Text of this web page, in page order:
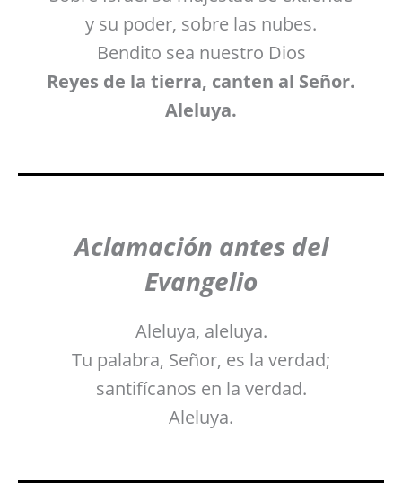
y su poder, sobre las nubes.
Bendito sea nuestro Dios
Reyes de la tierra, canten al Señor.
Aleluya.
Aclamación antes del
Evangelio
Aleluya, aleluya.
Tu palabra, Señor, es la verdad;
santifícanos en la verdad.
Aleluya.